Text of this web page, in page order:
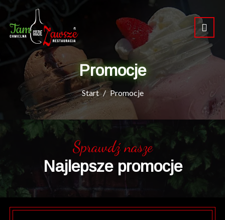
Promocje
Start Promocje
Sprawdź nasze
Najlepsze promocje